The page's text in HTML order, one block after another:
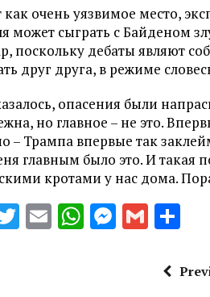
как очень уязвимое место,
может сыграть с Байденом
поскольку дебаты являют
друг друга, в режиме
опасения были
но главное – не это.
– Трампа впервые так
главным было это. И такая
кротами у нас дома.
T E W M G
ai a